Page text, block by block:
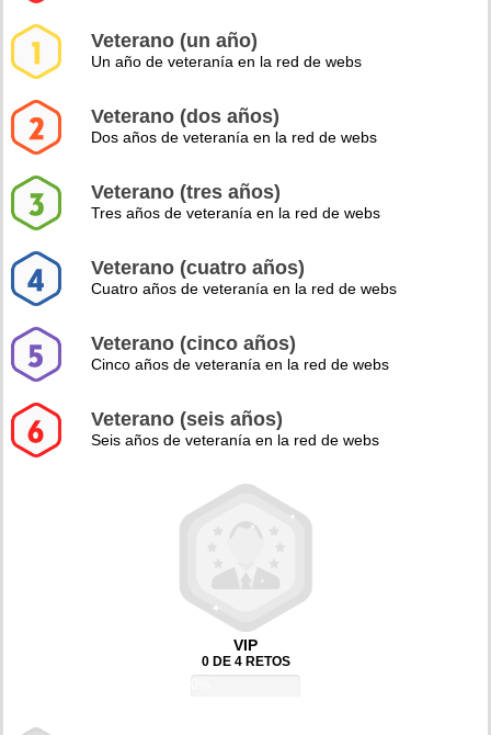
Veterano (un año)
Un año de veteranía en la red de webs
Veterano (dos años)
Dos años de veteranía en la red de webs
Veterano (tres años)
Tres años de veteranía en la red de webs
Veterano (cuatro años)
Cuatro años de veteranía en la red de webs
Veterano (cinco años)
Cinco años de veteranía en la red de webs
Veterano (seis años)
Seis años de veteranía en la red de webs
VIP
0 DE 4 RETOS